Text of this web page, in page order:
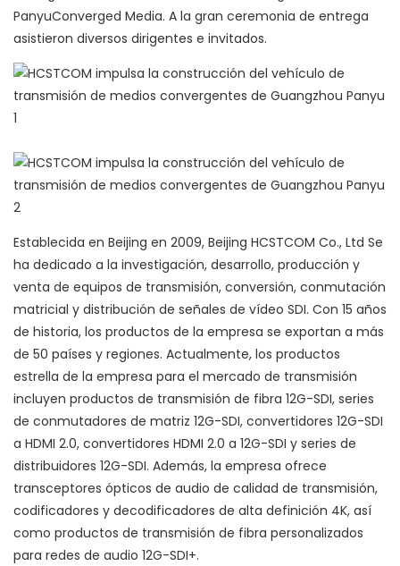
PanyuConverged Media. A la gran ceremonia de entrega
asistieron diversos dirigentes e invitados.
Establecida en Beijing en 2009, Beijing HCSTCOM Co., Ltd Se
ha dedicado a la investigación, desarrollo, producción y
venta de equipos de transmisión, conversión, conmutación
matricial y distribución de señales de vídeo SDI. Con 15 años
de historia, los productos de la empresa se exportan a más
de 50 países y regiones. Actualmente, los productos
estrella de la empresa para el mercado de transmisión
incluyen productos de transmisión de fibra 12G-SDI, series
de conmutadores de matriz 12G-SDI, convertidores 12G-SDI
a HDMI 2.0, convertidores HDMI 2.0 a 12G-SDI y series de
distribuidores 12G-SDI. Además, la empresa ofrece
transceptores ópticos de audio de calidad de transmisión,
codificadores y decodificadores de alta definición 4K, así
como productos de transmisión de fibra personalizados
para redes de audio 12G-SDI+.